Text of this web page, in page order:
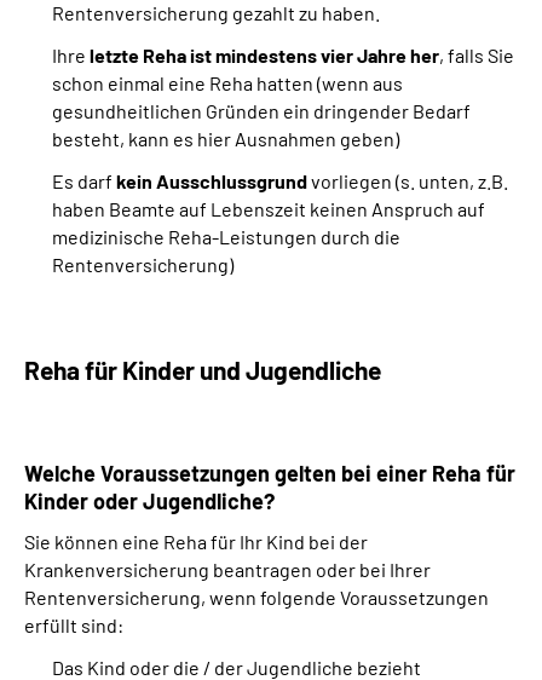
Rentenversicherung gezahlt zu haben.
Ihre letzte Reha ist mindestens vier Jahre her, falls Sie
schon einmal eine Reha hatten (wenn aus
gesundheitlichen Gründen ein dringender Bedarf
besteht, kann es hier Ausnahmen geben)
Es darf kein Ausschlussgrundvorliegen (s. unten, z.B.
haben Beamte auf Lebenszeit keinen Anspruch auf
medizinische Reha-Leistungen durch die
Rentenversicherung)
Reha für Kinder und Jugendliche
Welche Voraussetzungen gelten bei einer Reha für
Kinder oder Jugendliche?
Sie können eine Reha für Ihr Kind bei der
Krankenversicherung beantragen oder bei Ihrer
Rentenversicherung, wenn folgende Voraussetzungen
erfüllt sind:
Das Kind oder die / der Jugendliche bezieht